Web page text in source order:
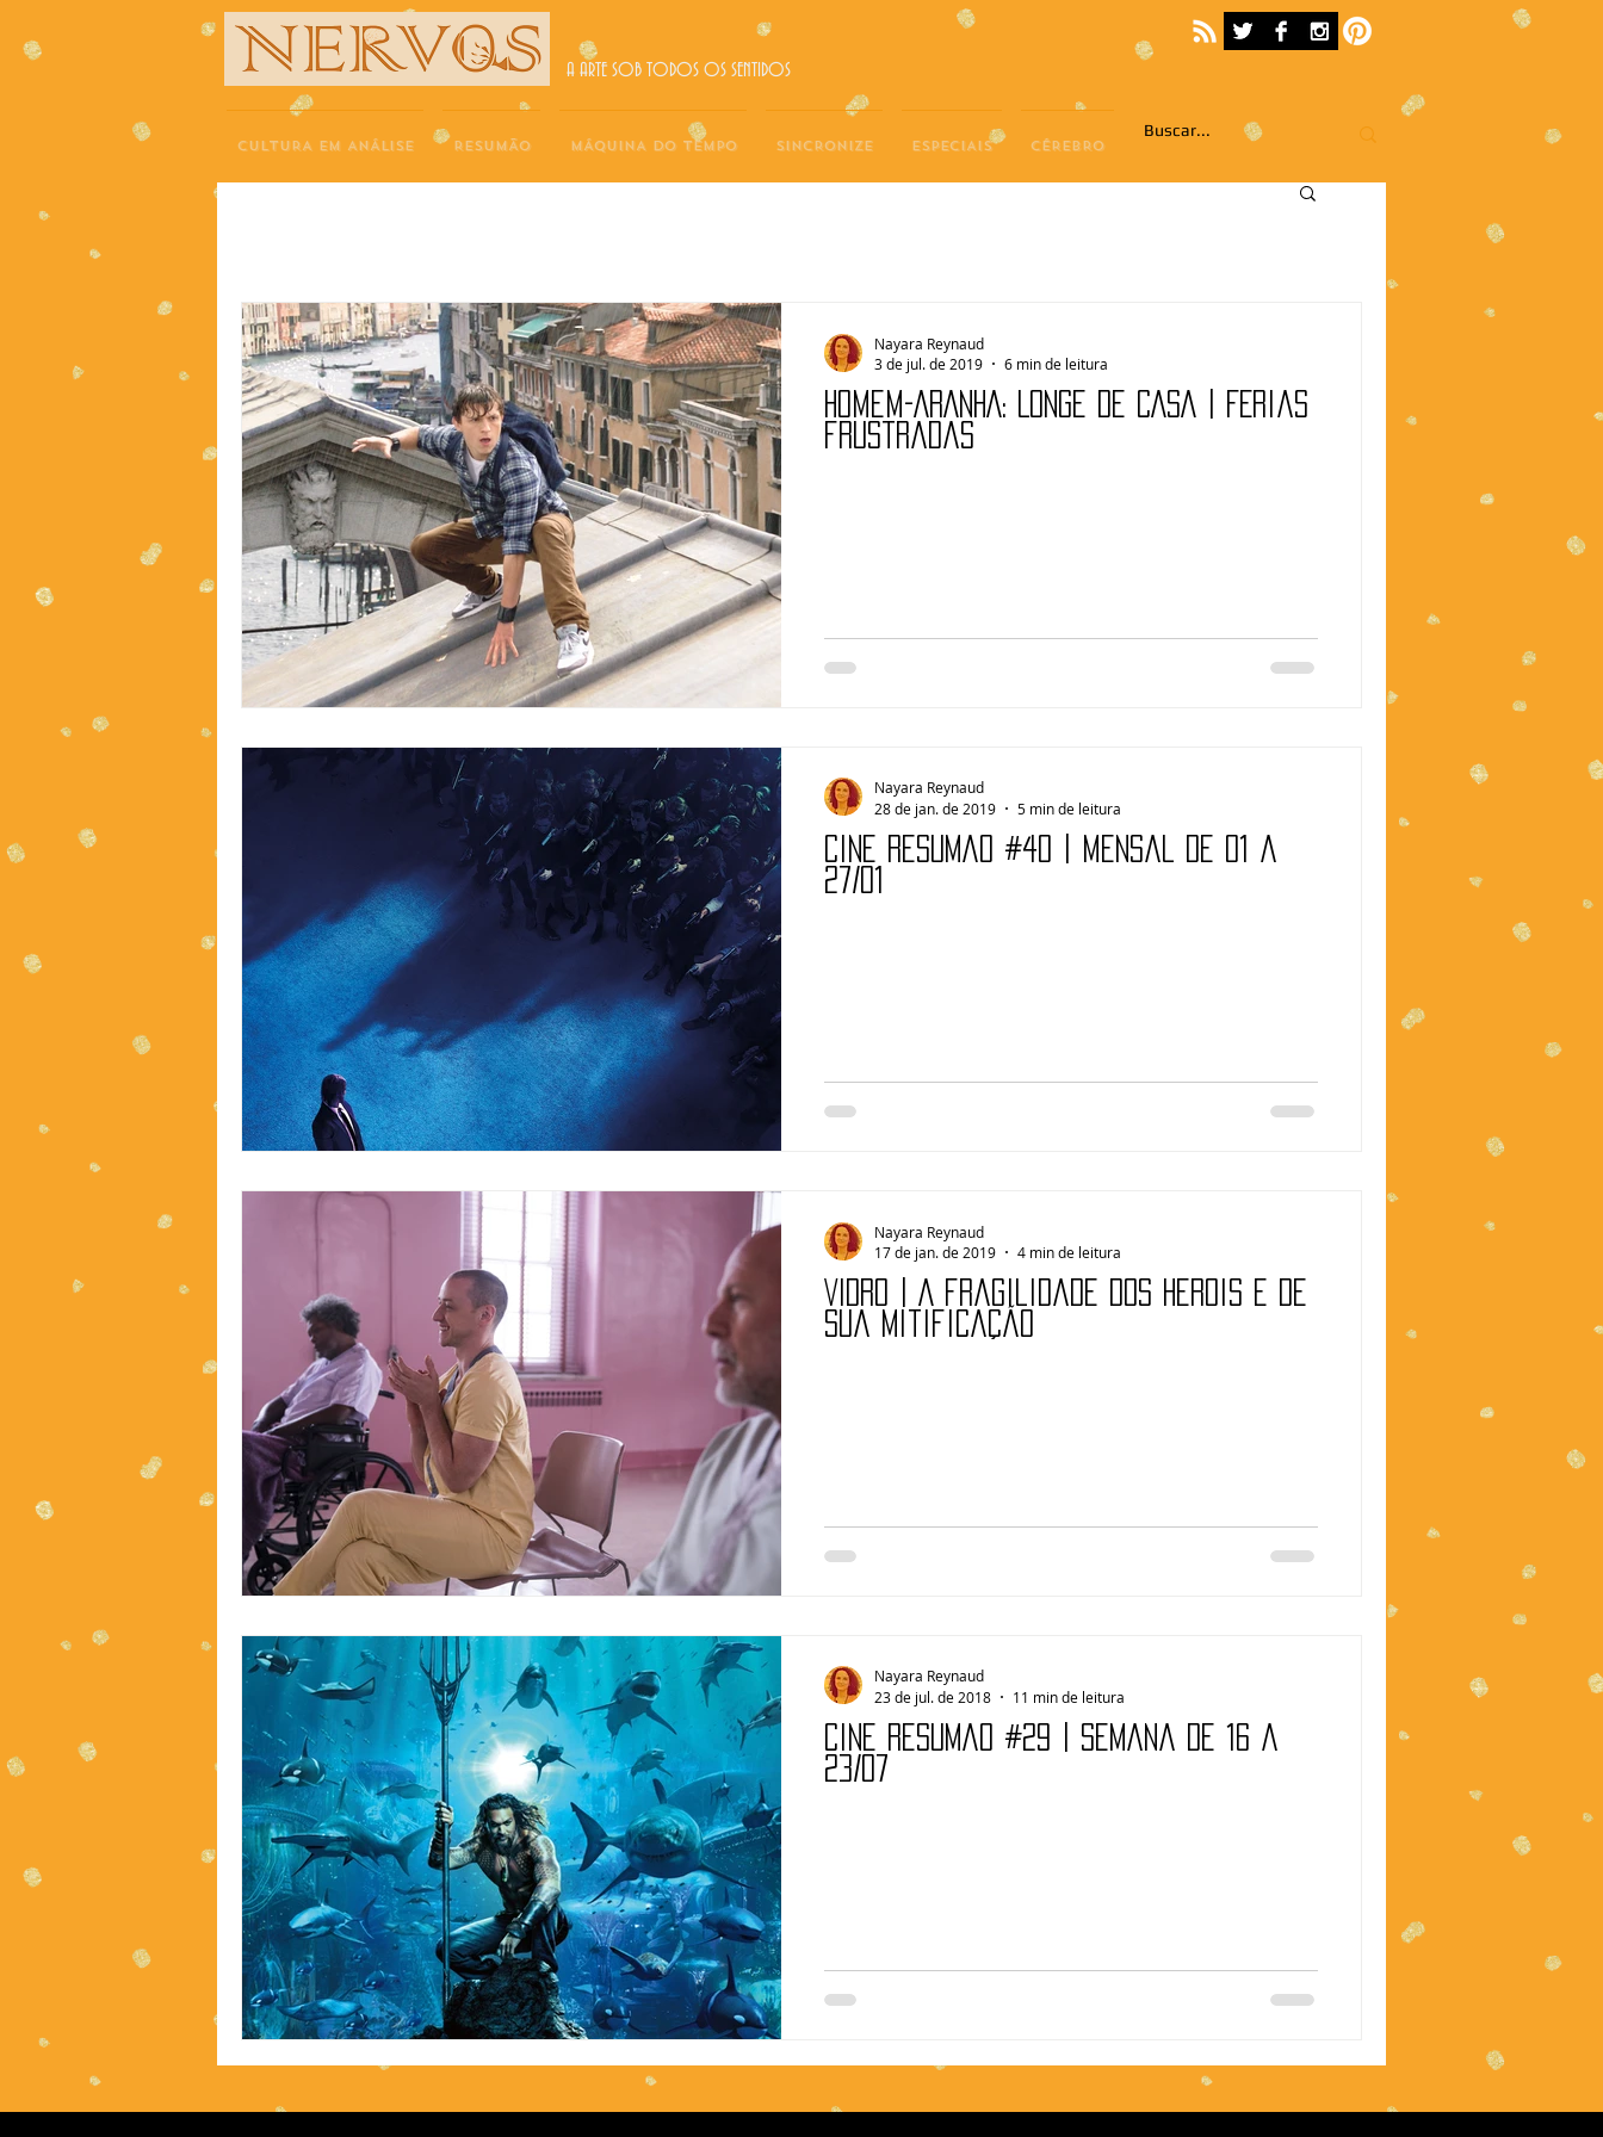
NERVOS A ARTE SOB TODOS OS SENTIDOS
CULTURA EM ANÁLISE RESUMÃO MÁQUINA DO TEMPO SINCRONIZE ESPECIAIS CÉREBRO
HOMEM-ARANHA: LONGE DE CASA | Férias
frustradas
Nayara Reynaud
3 de jul. de 2019
6 min de leitura
Cine Resumão #40 | Mensal de 01 a
27/01
Nayara Reynaud
28 de jan. de 2019
5 min de leitura
VIDRO | A fragilidade dos heróis e de
sua mitificação
Nayara Reynaud
17 de jan. de 2019
4 min de leitura
Cine Resumão #29 | Semana de 16 a
23/07
Nayara Reynaud
23 de jul. de 2018
11 min de leitura